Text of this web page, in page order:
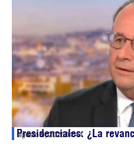
Presidenciales: ¿La
agosto 9, 202604:44